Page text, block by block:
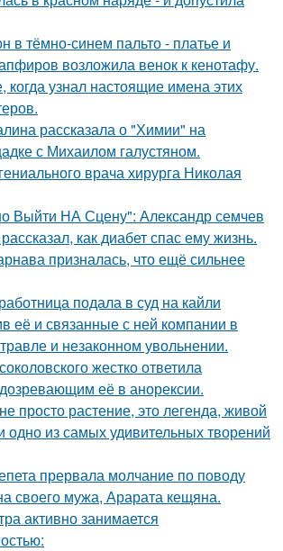
в тёмно-синем пальто - платье и
возложила венок к кенотафу.
узнал настоящие имена этих
рассказала о "Химии" на
с Михаилом галустяном.
врача хирурга Николая
Выйти НА Сцену": Александр семчев
как диабет спас ему жизнь.
призналась, что ещё сильнее
подала в суд на кайли
её и связанные с ней компании в
и незаконном увольнении.
жестко ответила
её в анорексии.
просто растение, это легенда, живой
из самых удивительных творений
прервала молчание по поводу
своего мужа, Арарата кещяна.
активно занимается